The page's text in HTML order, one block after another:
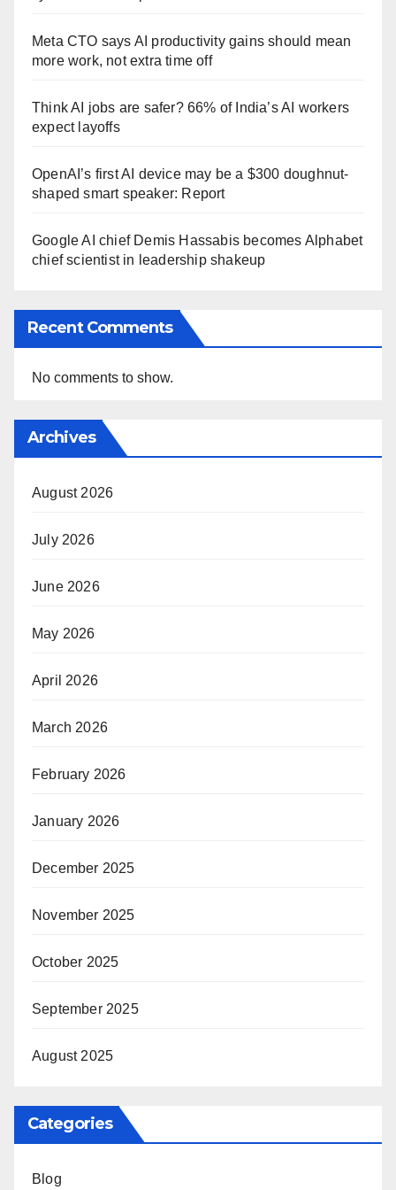
Meta CTO says AI productivity gains should mean
more work, not extra time off
Think AI jobs are safer? 66% of India’s AI workers
expect layoffs
OpenAI’s first AI device may be a $300 doughnut-
shaped smart speaker: Report
Google AI chief Demis Hassabis becomes Alphabet
chief scientist in leadership shakeup
Recent Comments
No comments to show.
Archives
August 2026
July 2026
June 2026
May 2026
April 2026
March 2026
February 2026
January 2026
December 2025
November 2025
October 2025
September 2025
August 2025
Categories
Blog